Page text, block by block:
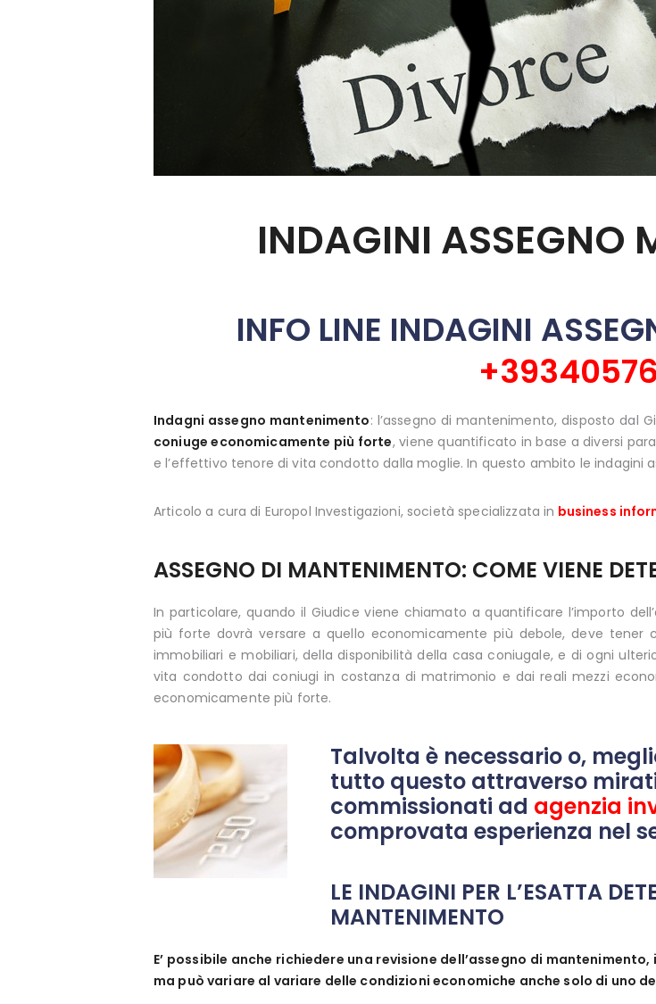
BLOG
CONTATTI
SHOP
INDAGINI ASSEGNO
INFO LINE INDAGINI
Indagni assegno mantenimento: l’assegno di mantenimento, disposto dal
coniuge economicamente più forte, viene quantificato in base a diversi
e l’effettivo tenore di vita condotto dalla moglie. In questo ambito le indagini
Articolo a cura di Europol Investigazioni, società specializzata in business
ASSEGNO DI MANTENIMENTO: COME VIENE
In particolare, quando il Giudice viene chiamato a quantificare l’importo
più forte dovrà versare a quello economicamente più debole, deve
immobiliari e mobiliari, della disponibilità della casa coniugale, e di ogni
vita condotto dai coniugi in costanza di matrimonio e dai reali mezzi
economicamente più forte.
Talvolta è necessario o,
tutto questo attraverso
commissionati ad agenzia
comprovata esperienza nel
LE INDAGINI PER L’ESATTA
MANTENIMENTO
E’ possibile anche richiedere una revisione dell’assegno di
ma può variare al variare delle condizioni economiche anche solo di uno